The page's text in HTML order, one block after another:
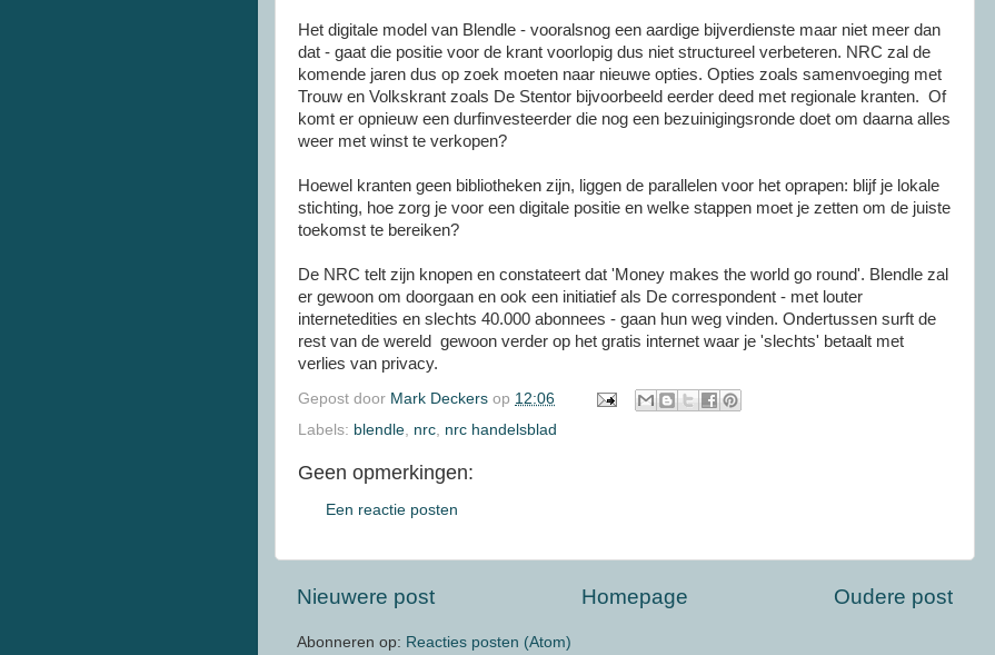
Het digitale model van Blendle - vooralsnog een aardige bijverdienste maar niet meer dan
dat - gaat die positie voor de krant voorlopig dus niet structureel verbeteren. NRC zal de
komende jaren dus op zoek moeten naar nieuwe opties. Opties zoals samenvoeging met
Trouw en Volkskrant zoals De Stentor bijvoorbeeld eerder deed met regionale kranten. Of
komt er opnieuw een durfinvesteerder die nog een bezuinigingsronde doet om daarna alles
weer met winst te verkopen?
Hoewel kranten geen bibliotheken zijn, liggen de parallelen voor het oprapen: blijf je lokale
stichting, hoe zorg je voor een digitale positie en welke stappen moet je zetten om de juiste
toekomst te bereiken?
De NRC telt zijn knopen en constateert dat 'Money makes the world go round'. Blendle zal
er gewoon om doorgaan en ook een initiatief als De correspondent - met louter
internetedities en slechts 40.000 abonnees - gaan hun weg vinden. Ondertussen surft de
rest van de wereld gewoon verder op het gratis internet waar je 'slechts' betaalt met
verlies van privacy.
Gepost door Mark Deckers op 12:06
Labels: blendle, nrc, nrc handelsblad
Geen opmerkingen:
Een reactie posten
Nieuwere post Oudere post
Homepage
Abonneren op: Reacties posten (Atom)